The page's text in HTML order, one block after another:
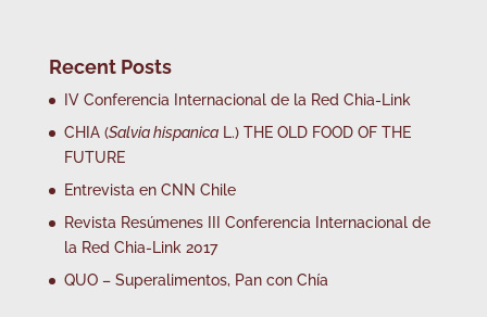
Recent Posts
IV Conferencia Internacional de la Red Chia-Link
CHIA (Salvia hispanicaL.) THE OLD FOOD OF THE
FUTURE
Entrevista en CNN Chile
Revista Resúmenes III Conferencia Internacional de
la Red Chia-Link 2017
QUO – Superalimentos, Pan con Chía